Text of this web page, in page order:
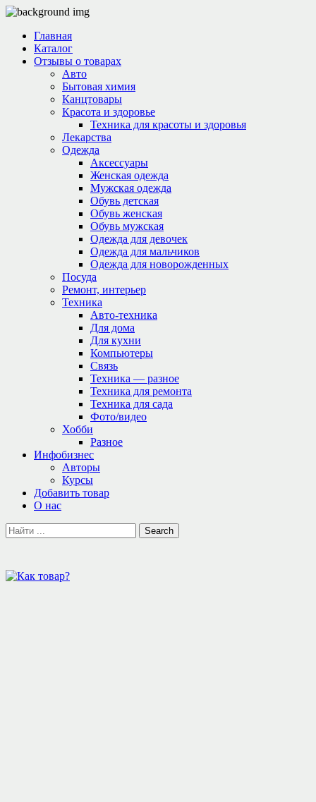
Главная
Каталог
Отзывы о товарах
Авто
Бытовая химия
Канцтовары
Красота и здоровье
Техника для красоты и здоровья
Лекарства
Одежда
Аксессуары
Женская одежда
Мужская одежда
Обувь детская
Обувь женская
Обувь мужская
Одежда для девочек
Одежда для мальчиков
Одежда для новорожденных
Посуда
Ремонт, интерьер
Техника
Авто-техника
Для дома
Для кухни
Компьютеры
Связь
Техника — разное
Техника для ремонта
Техника для сада
Фото/видео
Хобби
Разное
Инфобизнес
Авторы
Курсы
Добавить товар
О нас